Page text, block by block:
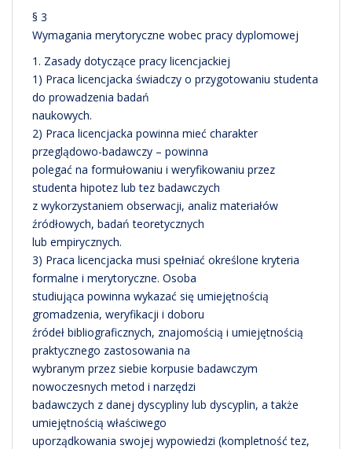
§ 3
Wymagania merytoryczne wobec pracy dyplomowej
1. Zasady dotyczące pracy licencjackiej
1) Praca licencjacka świadczy o przygotowaniu studenta
do prowadzenia badań
naukowych.
2) Praca licencjacka powinna mieć charakter
przeglądowo-badawczy – powinna
polegać na formułowaniu i weryfikowaniu przez
studenta hipotez lub tez badawczych
z wykorzystaniem obserwacji, analiz materiałów
źródłowych, badań teoretycznych
lub empirycznych.
3) Praca licencjacka musi spełniać określone kryteria
formalne i merytoryczne. Osoba
studiująca powinna wykazać się umiejętnością
gromadzenia, weryfikacji i doboru
źródeł bibliograficznych, znajomością i umiejętnością
praktycznego zastosowania na
wybranym przez siebie korpusie badawczym
nowoczesnych metod i narzędzi
badawczych z danej dyscypliny lub dyscyplin, a także
umiejętnością właściwego
uporządkowania swojej wypowiedzi (kompletność tez,